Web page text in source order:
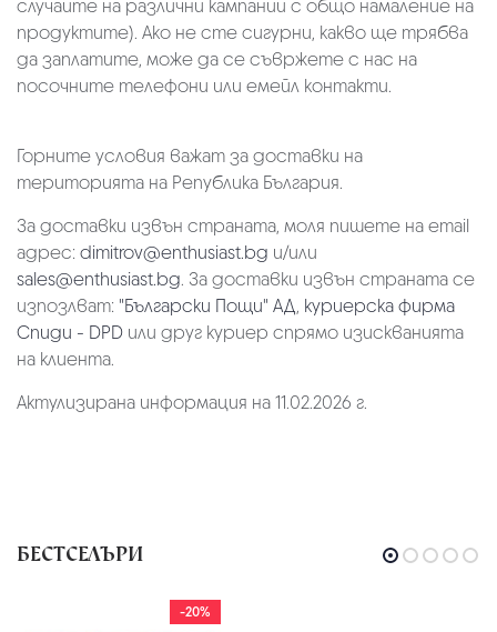
случаите на различни кампании с общо намаление на
продуктите). Ако не сте сигурни, какво ще трябва
да заплатите, може да се съвржете с нас на
посочните телефони или емейл контакти.
Горните условия важат за доставки на
територията на Република България.
За доставки извън страната, моля пишете на email
адрес: dimitrov@enthusiast.bg и/или
sales@enthusiast.bg. За доставки извън страната се
изпозлват: "Български Пощи" АД, куриерска фирма
Спиди - DPD или друг куриер спрямо изискванията
на клиента.
Актулизирана информация на 11.02.2026 г.
БЕСТСЕЛЪРИ
-20%